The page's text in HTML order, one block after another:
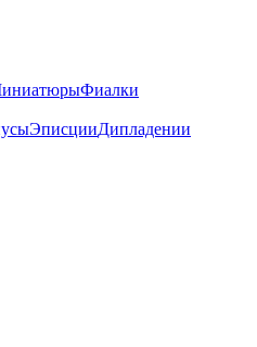
Фиалки
ЭписцииДипладении